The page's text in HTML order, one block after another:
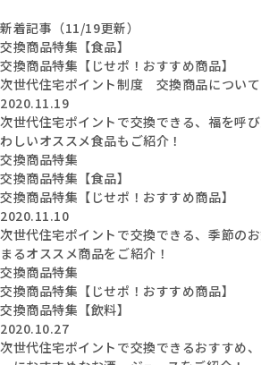
新着記事（11/19更新）
交換商品特集【食品】
交換商品特集【じせポ！おすすめ商品】
次世代住宅ポイント制度 交換商品について
2020.11.19
次世代住宅ポイントで交換できる、福を呼
わしいオススメ食品もご紹介！
交換商品特集
交換商品特集【食品】
交換商品特集【じせポ！おすすめ商品】
2020.11.10
次世代住宅ポイントで交換できる、季節の
まるオススメ商品をご紹介！
交換商品特集
交換商品特集【じせポ！おすすめ商品】
交換商品特集【飲料】
2020.10.27
次世代住宅ポイントで交換できるおすすめ